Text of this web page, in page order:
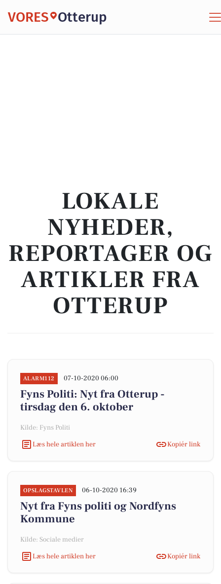
VORES Otterup
LOKALE
NYHEDER,
REPORTAGER OG
ARTIKLER FRA
OTTERUP
ALARM112 07-10-2020 06:00
Fyns Politi: Nyt fra Otterup -
tirsdag den 6. oktober
Kilde: Fyns Politi
Læs hele artiklen her
Kopiér link
OPSLAGSTAVLEN 06-10-2020 16:39
Nyt fra Fyns politi og Nordfyns
Kommune
Kilde: Sociale medier
Læs hele artiklen her
Kopiér link